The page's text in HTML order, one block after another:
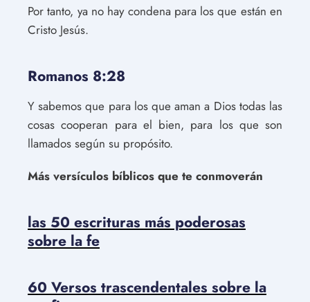
Por tanto, ya no hay condena para los que están en
Cristo Jesús.
Romanos 8:28
Y sabemos que para los que aman a Dios todas las
cosas cooperan para el bien, para los que son
llamados según su propósito.
Más versículos bíblicos que te conmoverán
las 50 escrituras más poderosas
sobre la fe
60 Versos trascendentales sobre la